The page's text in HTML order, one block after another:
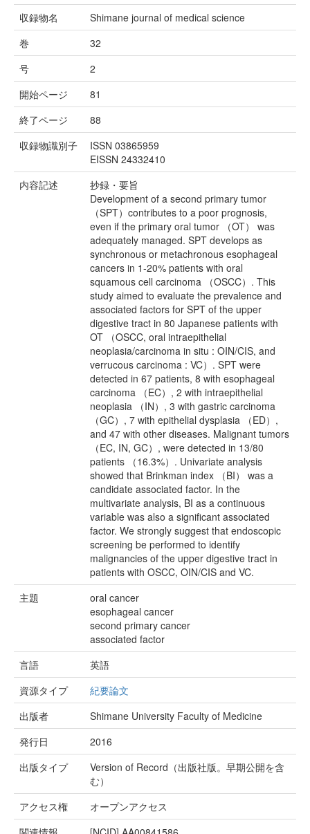
収録物名
Shimane journal of medical science
巻
32
号
2
開始ページ
81
終了ページ
88
収録物識別子
ISSN 03865959
EISSN 24332410
内容記述
抄録・要旨
Development of a second primary tumor
（SPT）contributes to a poor prognosis,
even if the primary oral tumor （OT） was
adequately managed. SPT develops as
synchronous or metachronous esophageal
cancers in 1-20% patients with oral
squamous cell carcinoma （OSCC）. This
study aimed to evaluate the prevalence and
associated factors for SPT of the upper
digestive tract in 80 Japanese patients with
OT （OSCC, oral intraepithelial
neoplasia/carcinoma in situ : OIN/CIS, and
verrucous carcinoma : VC）. SPT were
detected in 67 patients, 8 with esophageal
carcinoma （EC）, 2 with intraepithelial
neoplasia （IN）, 3 with gastric carcinoma
（GC）, 7 with epithelial dysplasia （ED）,
and 47 with other diseases. Malignant tumors
（EC, IN, GC）, were detected in 13/80
patients （16.3%）. Univariate analysis
showed that Brinkman index （BI） was a
candidate associated factor. In the
multivariate analysis, BI as a continuous
variable was also a significant associated
factor. We strongly suggest that endoscopic
screening be performed to identify
malignancies of the upper digestive tract in
patients with OSCC, OIN/CIS and VC.
主題
oral cancer
esophageal cancer
second primary cancer
associated factor
言語
英語
資源タイプ
紀要論文
出版者
Shimane University Faculty of Medicine
発行日
2016
出版タイプ
Version of Record（出版社版。早期公開を含
む）
アクセス権
オープンアクセス